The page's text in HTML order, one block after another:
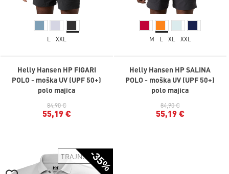
L XXL
Helly Hansen HP FIGARI
POLO - moška UV (UPF 50+)
polo majica
84,90 €
55,19 €
M L XL XXL
Helly Hansen HP SALINA
POLO - moška UV (UPF 50+)
polo majica
84,90 €
55,19 €
-35%
TRAJNOSTNO